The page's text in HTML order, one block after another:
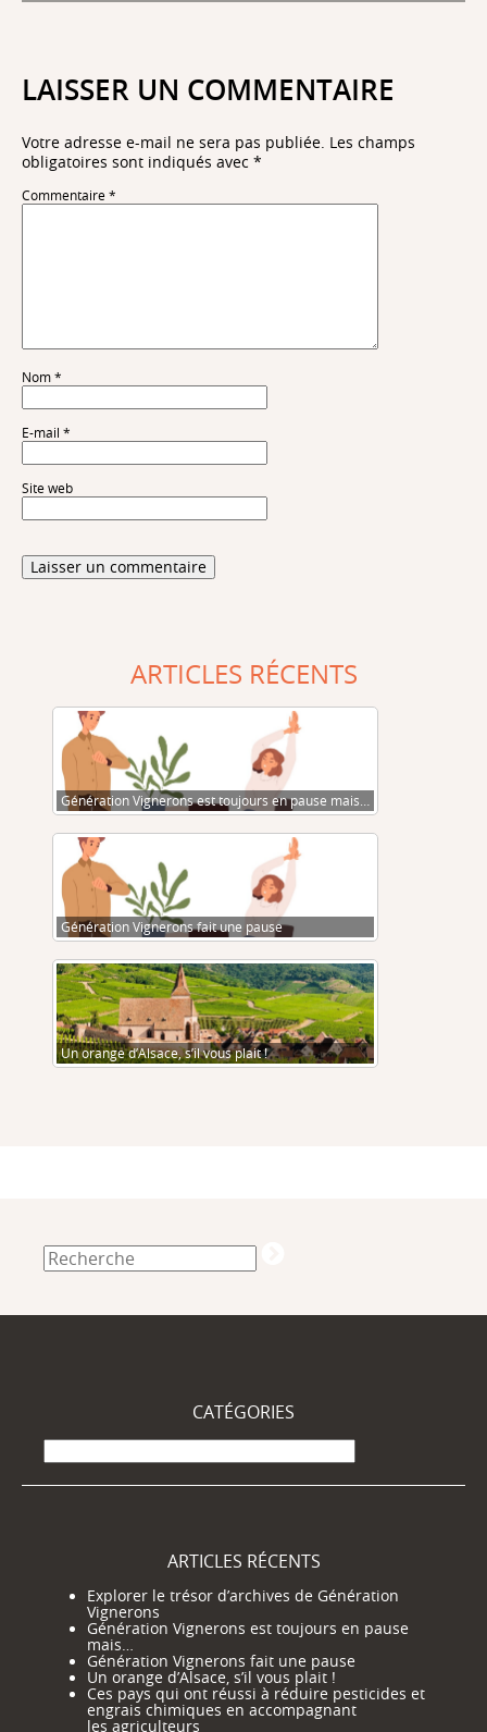
LAISSER UN COMMENTAIRE
Votre adresse e-mail ne sera pas publiée. Les champs
obligatoires sont indiqués avec *
Commentaire *
Nom *
E-mail *
Site web
ARTICLES RÉCENTS
Génération Vignerons est toujours en pause mais…
Génération Vignerons fait une pause
Un orange d’Alsace, s’il vous plait !
CATÉGORIES
Catégories
ARTICLES RÉCENTS
Explorer le trésor d’archives de Génération
Vignerons
Génération Vignerons est toujours en pause
mais…
Génération Vignerons fait une pause
Un orange d’Alsace, s’il vous plait !
Ces pays qui ont réussi à réduire pesticides et
engrais chimiques en accompagnant
les agriculteurs